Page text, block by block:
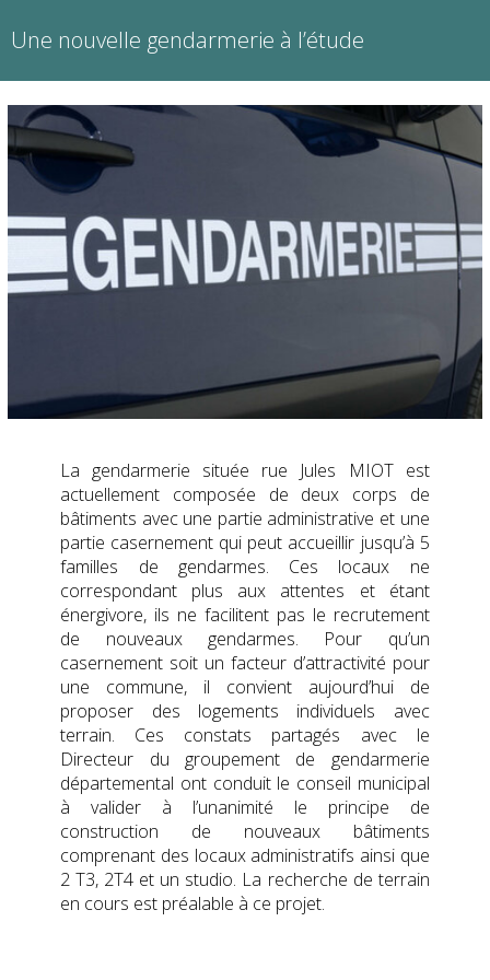
Une nouvelle gendarmerie à l’étude
La gendarmerie située rue Jules MIOT est
actuellement composée de deux corps de
bâtiments avec une partie administrative et une
partie casernement qui peut accueillir jusqu’à 5
familles de gendarmes. Ces locaux ne
correspondant plus aux attentes et étant
énergivore, ils ne facilitent pas le recrutement
de nouveaux gendarmes. Pour qu’un
casernement soit un facteur d’attractivité pour
une commune, il convient aujourd’hui de
proposer des logements individuels avec
terrain. Ces constats partagés avec le
Directeur du groupement de gendarmerie
départemental ont conduit le conseil municipal
à valider à l’unanimité le principe de
construction de nouveaux bâtiments
comprenant des locaux administratifs ainsi que
2 T3, 2T4 et un studio. La recherche de terrain
en cours est préalable à ce projet.